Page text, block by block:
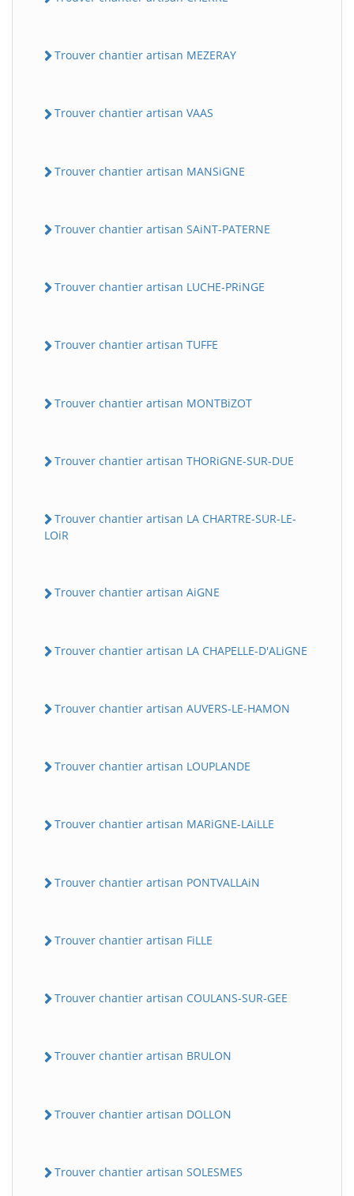
Trouver chantier artisan MEZERAY
Trouver chantier artisan VAAS
Trouver chantier artisan MANSiGNE
Trouver chantier artisan SAiNT-PATERNE
Trouver chantier artisan LUCHE-PRiNGE
Trouver chantier artisan TUFFE
Trouver chantier artisan MONTBiZOT
Trouver chantier artisan THORiGNE-SUR-DUE
Trouver chantier artisan LA CHARTRE-SUR-LE-
LOiR
Trouver chantier artisan AiGNE
Trouver chantier artisan LA CHAPELLE-D'ALiGNE
Trouver chantier artisan AUVERS-LE-HAMON
Trouver chantier artisan LOUPLANDE
Trouver chantier artisan MARiGNE-LAiLLE
Trouver chantier artisan PONTVALLAiN
Trouver chantier artisan FiLLE
Trouver chantier artisan COULANS-SUR-GEE
Trouver chantier artisan BRULON
Trouver chantier artisan DOLLON
Trouver chantier artisan SOLESMES